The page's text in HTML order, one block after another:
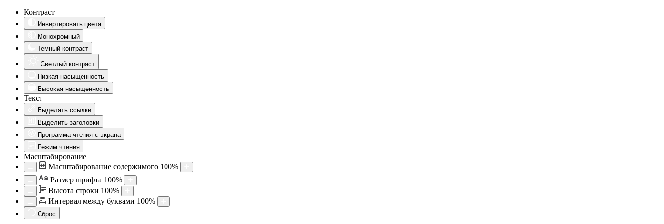
Контраст
Инвертировать цвета
Монохромный
Темный контраст
Светлый контраст
Низкая насыщенность
Высокая насыщенность
Текст
Выделять ссылки
Выделить заголовки
Программа чтения с экрана
Режим чтения
Масштабирование
Масштабирование содержимого 100%
Aa Размер шрифта 100%
Высота строки 100%
Интервал между буквами 100%
Сброс